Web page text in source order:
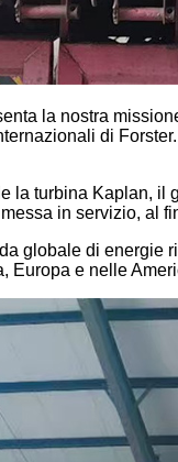
la nostra
di
la turbina Kaplan, il
in servizio, al
globale di energie
Europa e nelle